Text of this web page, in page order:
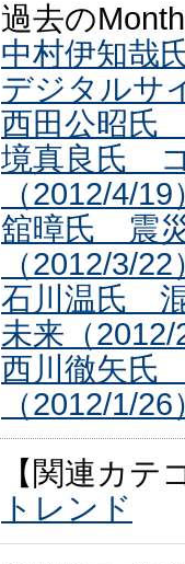
過去の
中村伊知哉
デジタルサ
西田公昭氏
境真良氏
（2012/4/19
舘暲氏 震
（2012/3/22
石川温氏
未来（2012/
西川徹矢氏
（2012/1/26
【関連カテ
トレンド